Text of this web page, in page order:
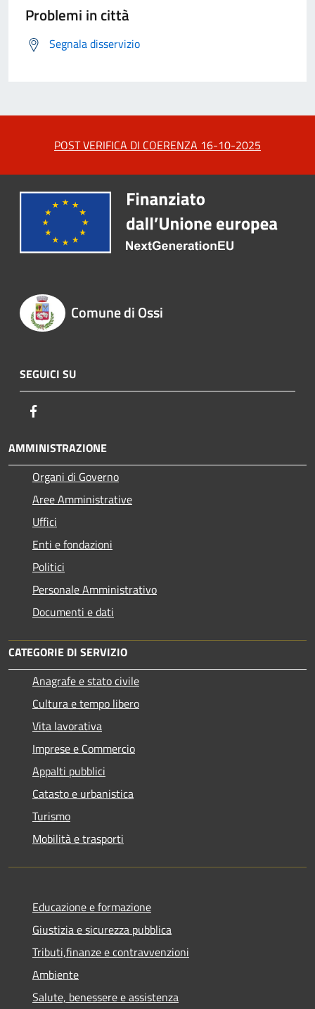
Problemi in città
Segnala disservizio
POST VERIFICA DI COERENZA 16-10-2025
Comune di Ossi
SEGUICI SU
AMMINISTRAZIONE
Organi di Governo
Aree Amministrative
Uffici
Enti e fondazioni
Politici
Personale Amministrativo
Documenti e dati
CATEGORIE DI SERVIZIO
Anagrafe e stato civile
Cultura e tempo libero
Vita lavorativa
Imprese e Commercio
Appalti pubblici
Catasto e urbanistica
Turismo
Mobilità e trasporti
Educazione e formazione
Giustizia e sicurezza pubblica
Tributi,finanze e contravvenzioni
Ambiente
Salute, benessere e assistenza